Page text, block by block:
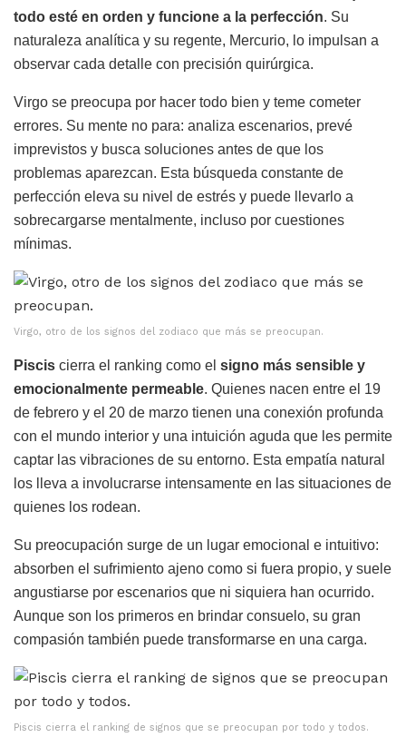
todo esté en orden y funcione a la perfección. Su
naturaleza analítica y su regente, Mercurio, lo impulsan a
observar cada detalle con precisión quirúrgica.
Virgo se preocupa por hacer todo bien y teme cometer
errores. Su mente no para: analiza escenarios, prevé
imprevistos y busca soluciones antes de que los
problemas aparezcan. Esta búsqueda constante de
perfección eleva su nivel de estrés y puede llevarlo a
sobrecargarse mentalmente, incluso por cuestiones
mínimas.
Virgo, otro de los signos del zodiaco que más se preocupan.
Piscis cierra el ranking como el signo más sensible y
emocionalmente permeable. Quienes nacen entre el 19
de febrero y el 20 de marzo tienen una conexión profunda
con el mundo interior y una intuición aguda que les permite
captar las vibraciones de su entorno. Esta empatía natural
los lleva a involucrarse intensamente en las situaciones de
quienes los rodean.
Su preocupación surge de un lugar emocional e intuitivo:
absorben el sufrimiento ajeno como si fuera propio, y suele
angustiarse por escenarios que ni siquiera han ocurrido.
Aunque son los primeros en brindar consuelo, su gran
compasión también puede transformarse en una carga.
Piscis cierra el ranking de signos que se preocupan por todo y todos.